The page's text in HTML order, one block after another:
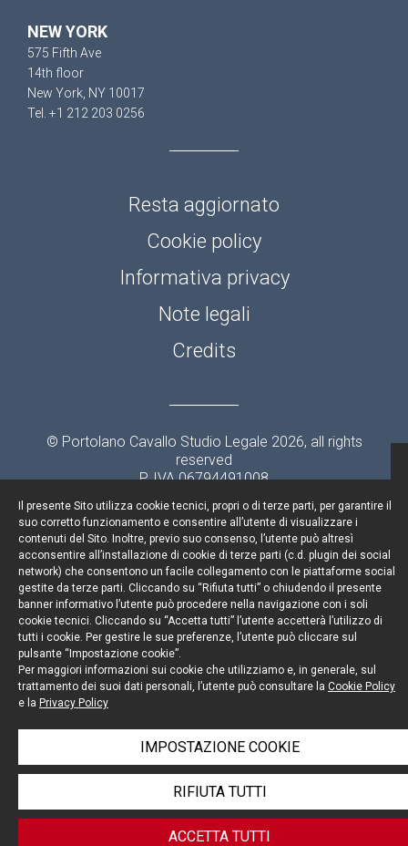
NEW YORK
575 Fifth Ave
14th floor
New York, NY 10017
Tel. +1 212 203 0256
Resta aggiornato
Cookie policy
Informativa privacy
Note legali
Credits
© Portolano Cavallo Studio Legale 2026, all rights
reserved
P. IVA 06794491008
Il presente Sito utilizza cookie tecnici, propri o di terze parti, per garantire il
suo corretto funzionamento e consentire all’utente di visualizzare i
contenuti del Sito. Inoltre, previo suo consenso, l’utente può altresì
acconsentire all’installazione di cookie di terze parti (c.d. plugin dei social
network) che consentono un facile collegamento con le piattaforme social
gestite da terze parti. Cliccando su “Rifiuta tutti” o chiudendo il presente
banner informativo l’utente può procedere nella navigazione con i soli
cookie tecnici. Cliccando su “Accetta tutti” l’utente accetterà l’utilizzo di
tutti i cookie. Per gestire le sue preferenze, l’utente può cliccare sul
pulsante “Impostazione cookie”.
Per maggiori informazioni sui cookie che utilizziamo e, in generale, sul
trattamento dei suoi dati personali, l’utente può consultare la Cookie Policy
e la Privacy Policy
IMPOSTAZIONE COOKIE
RIFIUTA TUTTI
ACCETTA TUTTI